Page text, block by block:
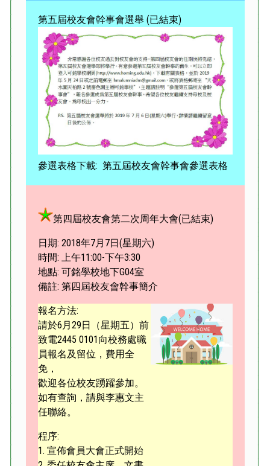
第五屆校友會幹事會選舉 (已結束)
參選表格下載: 第五屆校友會幹事會參選表格
第四屆校友會第二次周年大會(已結束)
日期: 2018年7月7日(星期六)
時間: 上午11:00-下午3:30
地點: 可銘學校地下G04室
備註: 第四屆校友會幹事簡介
報名方法:
請於6月29日（星期五）前
致電2445 0101向校務處職
員報名及留位，費用全
免，
歡迎各位校友踴躍參加。
如有查詢，請與李惠文主
任聯絡。
程序:
1. 宣佈會員大會正式開始